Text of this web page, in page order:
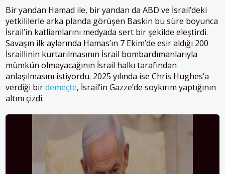
Bir yandan Hamad ile, bir yandan da ABD ve İsrail’deki
yetkililerle arka planda görüşen Baskin bu süre boyunca
İsrail’in katliamlarını medyada sert bir şekilde eleştirdi.
Savaşın ilk aylarında Hamas’ın 7 Ekim’de esir aldığı 200
İsraillinin kurtarılmasının İsrail bombardımanlarıyla
mümkün olmayacağının İsrail halkı tarafından
anlaşılmasını istiyordu. 2025 yılında ise Chris Hughes’a
verdiği birdemeçte, İsrail’in Gazze’de soykırım yaptığının
altını çizdi.